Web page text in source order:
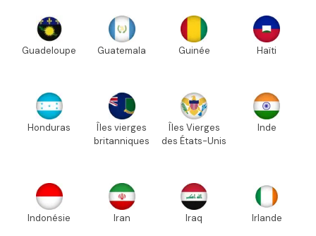
Guadeloupe Guatemala Guinée Haïti
Honduras
Îles vierges
britanniques
Îles Vierges
des États-Unis
Inde
Indonésie Iran Iraq Irlande